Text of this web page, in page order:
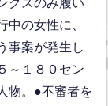
クスのみ履い
中の女性に、
事案が発生し
～１８０セン
物。●不審者を